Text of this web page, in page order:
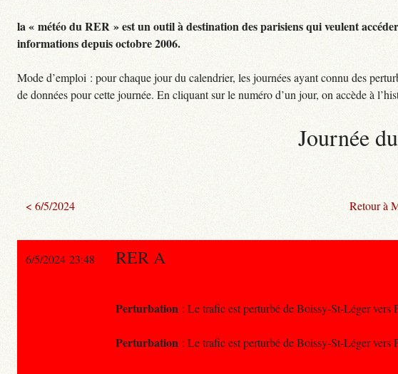
la « météo du RER » est un outil à destination des parisiens qui veulent
informations depuis octobre 2006.
Mode d’emploi : pour chaque jour du calendrier, les journées ayant connu des
de données pour cette journée. En cliquant sur le numéro d’un jour, on accède à
Journée
< 6/5/2024 Retour à
6/5/2024 23:48 RER A
Perturbation : Le trafic est perturbé de Boissy-St-Léger vers
Perturbation : Le trafic est perturbé de Boissy-St-Léger vers